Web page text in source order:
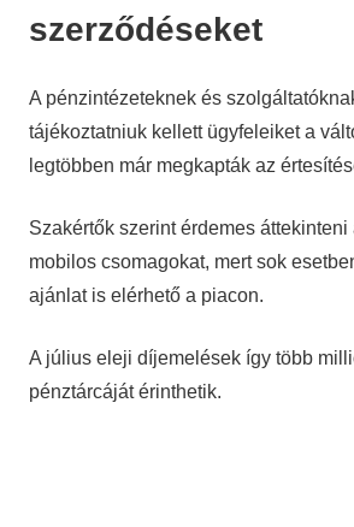
szerződéseket
A pénzintézeteknek és
tájékoztatniuk kellett ügyfeleiket a
legtöbben már megkapták az
Szakértők szerint érdemes áttekinteni
mobilos csomagokat, mert sok
ajánlat is elérhető a piacon.
A július eleji díjemelések így több
pénztárcáját érinthetik.